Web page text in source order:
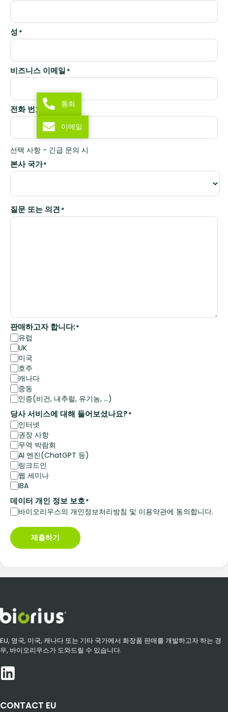
성 *
비즈니스 이메일 *
전화 번호
선택 사항 - 긴급 문의 시
본사 국가*
질문 또는 의견 *
판매하고자 합니다:*
유럽
UK
미국
호주
캐나다
중동
인증(비건, 내추럴, 유기농, ...)
당사 서비스에 대해 들어보셨나요?*
인터넷
권장 사항
무역 박람회
AI 엔진(ChatGPT 등)
링크드인
웹 세미나
IBA
데이터 개인 정보 보호*
바이오리우스의 개인정보처리방침 및 이용약관에 동의합니다.
제출하기
EU, 영국, 미국, 캐나다 또는 기타 국가에서 화장품 판매를 개발하고자 하는 경
우, 바이오리우스가 도와드릴 수 있습니다.
CONTACT EU
통화
이메일